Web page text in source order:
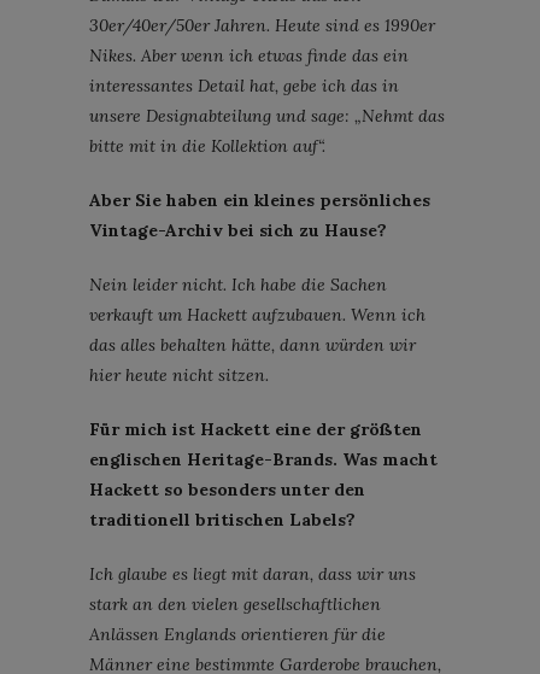
30er/40er/50er Jahren. Heute sind es 1990er
Nikes. Aber wenn ich etwas finde das ein
interessantes Detail hat, gebe ich das in
unsere Designabteilung und sage: „Nehmt das
bitte mit in die Kollektion auf“.
Aber Sie haben ein kleines persönliches
Vintage-Archiv bei sich zu Hause?
Nein leider nicht. Ich habe die Sachen
verkauft um Hackett aufzubauen. Wenn ich
das alles behalten hätte, dann würden wir
hier heute nicht sitzen.
Für mich ist Hackett eine der größten
englischen Heritage-Brands. Was macht
Hackett so besonders unter den
traditionell britischen Labels?
Ich glaube es liegt mit daran, dass wir uns
stark an den vielen gesellschaftlichen
Anlässen Englands orientieren für die
Männer eine bestimmte Garderobe brauchen,